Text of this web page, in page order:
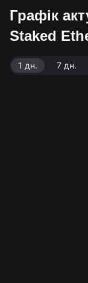
Графік
Staked
1 дн. 7 дн.